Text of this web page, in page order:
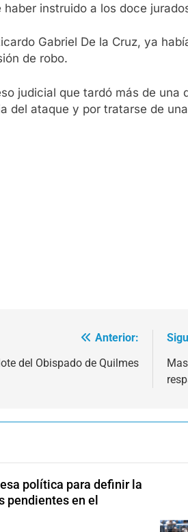
instruido a los doce
Gabriel De la Cruz, ya
de robo.
judicial que tardó más de
del ataque y por tratarse de
Anterior:
del Obispado de Quilmes
política para definir la
pendientes en el